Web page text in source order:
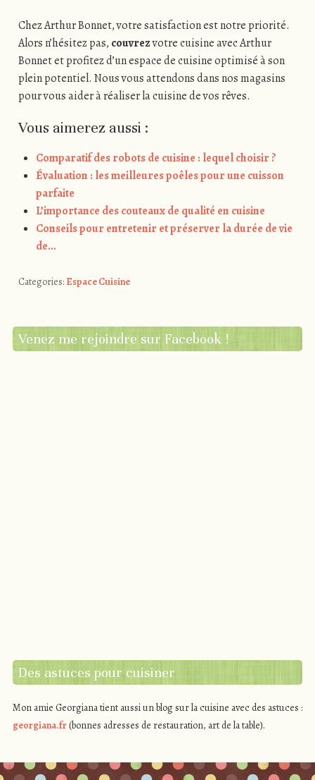
Chez Arthur Bonnet, votre satisfaction est notre priorité.
Alors n’hésitez pas, couvrezvotre cuisine avec Arthur
Bonnet et profitez d’un espace de cuisine optimisé à son
plein potentiel. Nous vous attendons dans nos magasins
pour vous aider à réaliser la cuisine de vos rêves.
Vous aimerez aussi :
Comparatif des robots de cuisine : lequel choisir ?
Évaluation : les meilleures poêles pour une cuisson
parfaite
L’importance des couteaux de qualité en cuisine
Conseils pour entretenir et préserver la durée de vie
de…
Categories: Espace Cuisine
Venez me rejoindre sur Facebook !
Des astuces pour cuisiner
Mon amie Georgiana tient aussi un blog sur la cuisine avec des astuces :
georgiana.fr(bonnes adresses de restauration, art de la table).